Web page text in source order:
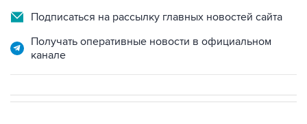
Подписаться на рассылку главных новостей сайта
Получать оперативные новости в официальном
канале